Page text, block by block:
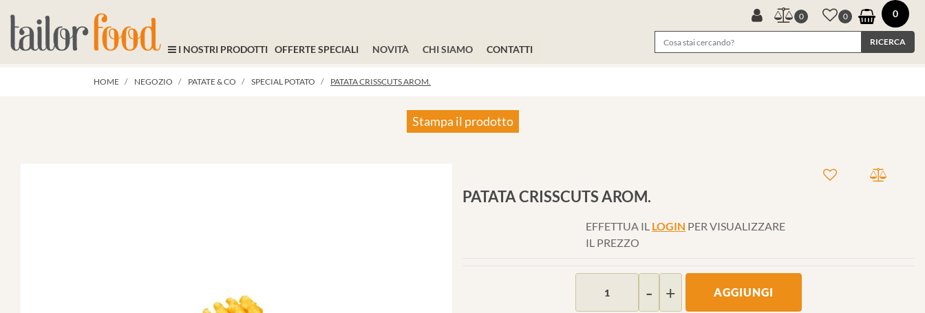
I NOSTRI PRODOTTI OFFERTE SPECIALI NOVITÀ CHI SIAMO CONTATTI
0 0 0
HOME NEGOZIO PATATE & CO SPECIAL POTATO PATATA CRISSCUTS AROM.
Stampa il prodotto
PATATA CRISSCUTS AROM.
EFFETTUA IL LOGIN PER VISUALIZZARE
IL PREZZO
AGGIUNGI